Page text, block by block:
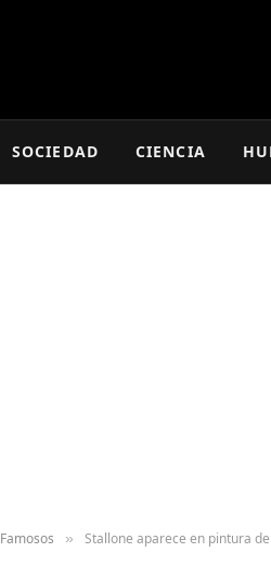
SOCIEDAD CIENCIA
Famosos » Stallone aparece en pintura